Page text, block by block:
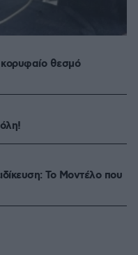
θεσμό
Το Mοντέλο που